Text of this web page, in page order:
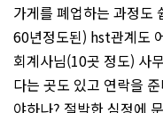
가게를 폐업하는 과정도
60년정도된) hst관계도
회계사님(10곳 정도) 사
다는 곳도 있고 연락을
야하나? 절박한 심정에